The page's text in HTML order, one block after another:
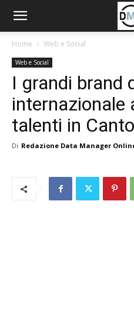
Home Web e Social
Web e Social
I grandi brand
internazionale
talenti in
Di Redazione Data Manager